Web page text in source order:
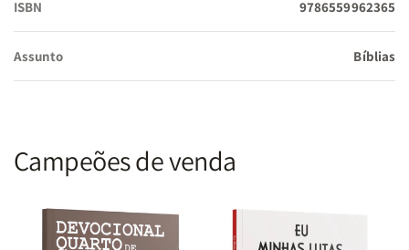
ISBN 9786559962365
Assunto Bíblias
Campeões de venda